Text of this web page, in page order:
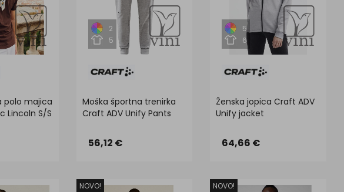
polo majica
Lincoln S/S
2
5
Moška športna trenirka
Craft ADV Unify Pants
56,12 €
5
6
Ženska jopica Craft ADV
Unify jacket
64,66 €
NOVO! NOVO!